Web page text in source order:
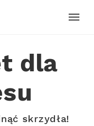
dla
skrzydła!